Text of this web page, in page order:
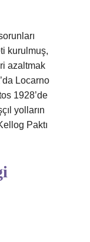
kurulmuş,
azaltmak
Locarno
1928’de
yolların
Paktı